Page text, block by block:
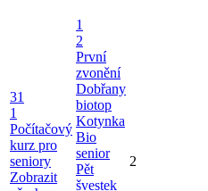
31
1
Počítačový
kurz pro
seniory
Zobrazit
1
2
První
zvonění
Dobřany
biotop
Kotynka
Bio
senior
Pět
švestek
2